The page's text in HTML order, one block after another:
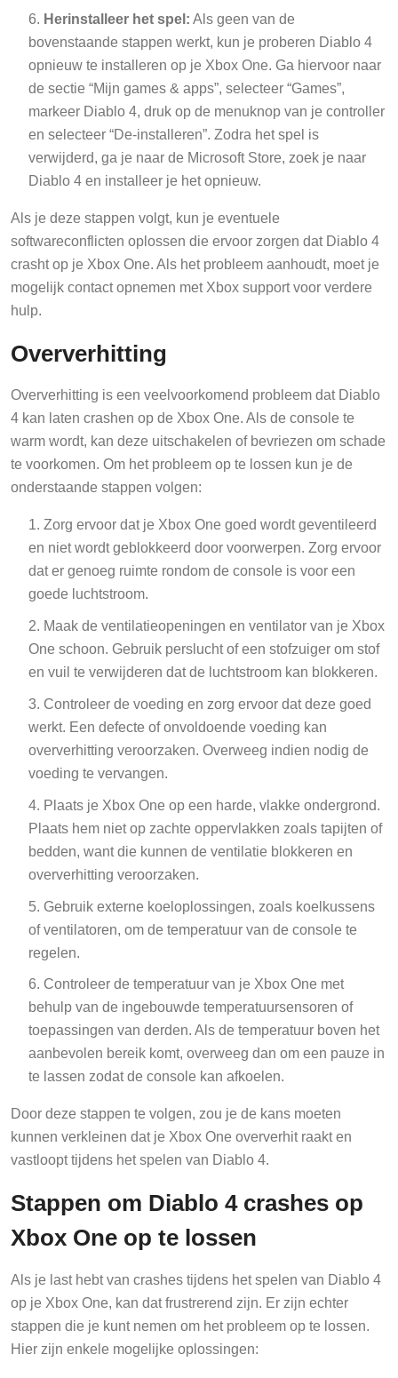
Herinstalleer het spel: Als geen van de
bovenstaande stappen werkt, kun je proberen Diablo 4
opnieuw te installeren op je Xbox One. Ga hiervoor naar
de sectie “Mijn games & apps”, selecteer “Games”,
markeer Diablo 4, druk op de menuknop van je controller
en selecteer “De-installeren”. Zodra het spel is
verwijderd, ga je naar de Microsoft Store, zoek je naar
Diablo 4 en installeer je het opnieuw.
Als je deze stappen volgt, kun je eventuele
softwareconflicten oplossen die ervoor zorgen dat Diablo 4
crasht op je Xbox One. Als het probleem aanhoudt, moet je
mogelijk contact opnemen met Xbox support voor verdere
hulp.
Oververhitting
Oververhitting is een veelvoorkomend probleem dat Diablo
4 kan laten crashen op de Xbox One. Als de console te
warm wordt, kan deze uitschakelen of bevriezen om schade
te voorkomen. Om het probleem op te lossen kun je de
onderstaande stappen volgen:
Zorg ervoor dat je Xbox One goed wordt geventileerd
en niet wordt geblokkeerd door voorwerpen. Zorg ervoor
dat er genoeg ruimte rondom de console is voor een
goede luchtstroom.
Maak de ventilatieopeningen en ventilator van je Xbox
One schoon. Gebruik perslucht of een stofzuiger om stof
en vuil te verwijderen dat de luchtstroom kan blokkeren.
Controleer de voeding en zorg ervoor dat deze goed
werkt. Een defecte of onvoldoende voeding kan
oververhitting veroorzaken. Overweeg indien nodig de
voeding te vervangen.
Plaats je Xbox One op een harde, vlakke ondergrond.
Plaats hem niet op zachte oppervlakken zoals tapijten of
bedden, want die kunnen de ventilatie blokkeren en
oververhitting veroorzaken.
Gebruik externe koeloplossingen, zoals koelkussens
of ventilatoren, om de temperatuur van de console te
regelen.
Controleer de temperatuur van je Xbox One met
behulp van de ingebouwde temperatuursensoren of
toepassingen van derden. Als de temperatuur boven het
aanbevolen bereik komt, overweeg dan om een pauze in
te lassen zodat de console kan afkoelen.
Door deze stappen te volgen, zou je de kans moeten
kunnen verkleinen dat je Xbox One oververhit raakt en
vastloopt tijdens het spelen van Diablo 4.
Stappen om Diablo 4 crashes op
Xbox One op te lossen
Als je last hebt van crashes tijdens het spelen van Diablo 4
op je Xbox One, kan dat frustrerend zijn. Er zijn echter
stappen die je kunt nemen om het probleem op te lossen.
Hier zijn enkele mogelijke oplossingen: